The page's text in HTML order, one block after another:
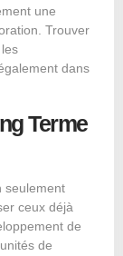
une
Trouver
dans
Terme
seulement
ceux déjà
de
de